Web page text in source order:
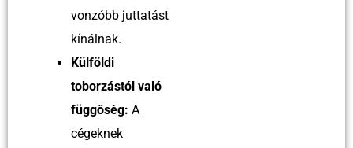
vonzóbb juttatást
kínálnak.
Külföldi
toborzástól való
függőség: A
cégeknek